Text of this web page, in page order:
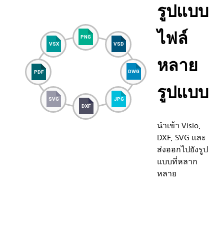
รูปแบบ
ไฟล์
หลาย
รูปแบบ
นำเข้า Visio,
DXF, SVG และ
ส่งออกไปยังรูป
แบบที่หลาก
หลาย